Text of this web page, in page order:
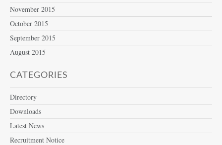
November 2015
October 2015
September 2015
August 2015
CATEGORIES
Directory
Downloads
Latest News
Recruitment Notice